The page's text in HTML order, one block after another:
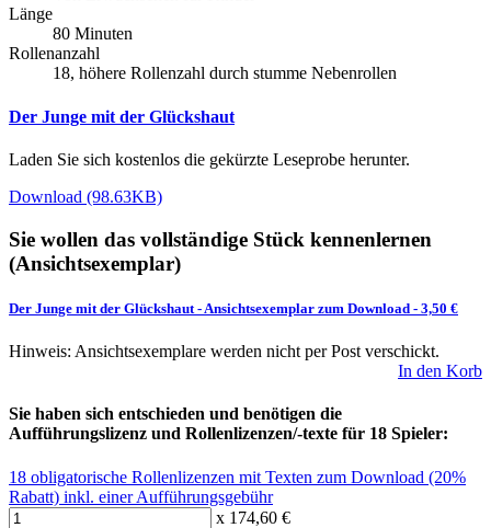
Länge
80 Minuten
Rollenanzahl
18, höhere Rollenzahl durch stumme Nebenrollen
Der Junge mit der Glückshaut
Laden Sie sich kostenlos die gekürzte Leseprobe herunter.
Download (98.63KB)
Sie wollen das vollständige Stück kennenlernen
(Ansichtsexemplar)
Der Junge mit der Glückshaut - Ansichtsexemplar zum Download - 3,50 €
Hinweis: Ansichtsexemplare werden nicht per Post verschickt.
In den Korb
Sie haben sich entschieden und benötigen die
Aufführungslizenz und Rollenlizenzen/-texte für 18 Spieler:
18 obligatorische Rollenlizenzen mit Texten zum Download (20%
Rabatt) inkl. einer Aufführungsgebühr
x 174,60 €